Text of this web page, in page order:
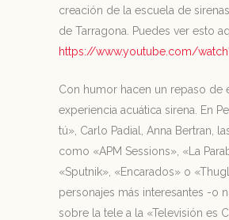
creación de la escuela de
de Tarragona. Puedes ver esto
https://www.youtube.com/
Con humor hacen un repaso de
experiencia acuática sirena. En
tú», Carlo Padial, Anna Bertran,
como «APM Sessions», «La
«Sputnik», «Encarados» o
personajes más interesantes -o
sobre la tele a la «Televisión es